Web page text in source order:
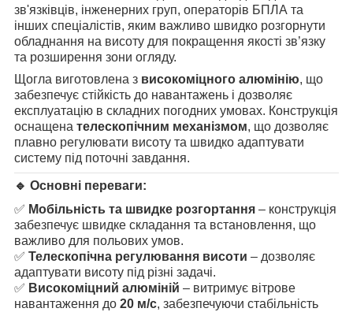
зв'язківців, інженерних груп, операторів БПЛА та
інших спеціалістів, яким важливо швидко розгорнути
обладнання на висоту для покращення якості зв’язку
та розширення зони огляду.
Щогла виготовлена з високоміцного алюмінію, що
забезпечує стійкість до навантажень і дозволяє
експлуатацію в складних погодних умовах. Конструкція
оснащена телескопічним механізмом, що дозволяє
плавно регулювати висоту та швидко адаптувати
систему під поточні завдання.
🔹 Основні переваги:
✅ Мобільність та швидке розгортання – конструкція
забезпечує швидке складання та встановлення, що
важливо для польових умов.
✅ Телескопічна регулювання висоти – дозволяє
адаптувати висоту під різні задачі.
✅ Високоміцний алюміній – витримує вітрове
навантаження до 20 м/с, забезпечуючи стабільність